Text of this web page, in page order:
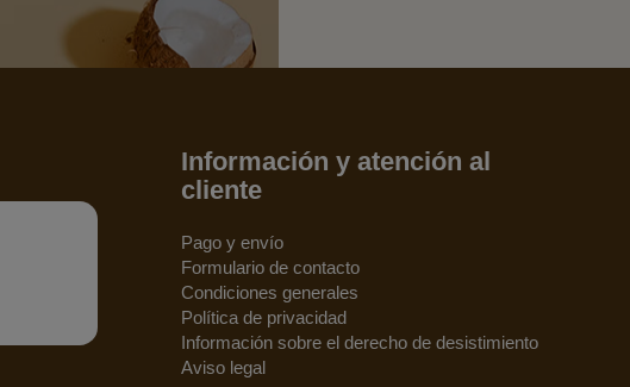
Información y atención al
cliente
Pago y envío
Formulario de contacto
Condiciones generales
Política de privacidad
Información sobre el derecho de desistimiento
Aviso legal